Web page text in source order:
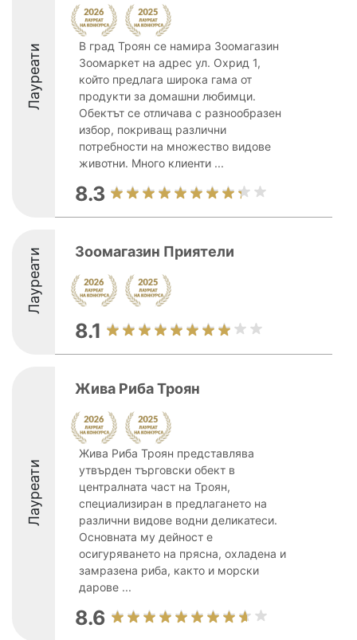
Лауреати
В град Троян се намира Зоомагазин
Зоомаркет на адрес ул. Охрид 1,
който предлага широка гама от
продукти за домашни любимци.
Обектът се отличава с разнообразен
избор, покриващ различни
потребности на множество видове
животни. Много клиенти ...
8.3
Лауреати Зоомагазин Приятели
8.1
Лауреати
Жива Риба Троян
Жива Риба Троян представлява
утвърден търговски обект в
централната част на Троян,
специализиран в предлагането на
различни видове водни деликатеси.
Основната му дейност е
осигуряването на прясна, охладена и
замразена риба, както и морски
дарове ...
8.6